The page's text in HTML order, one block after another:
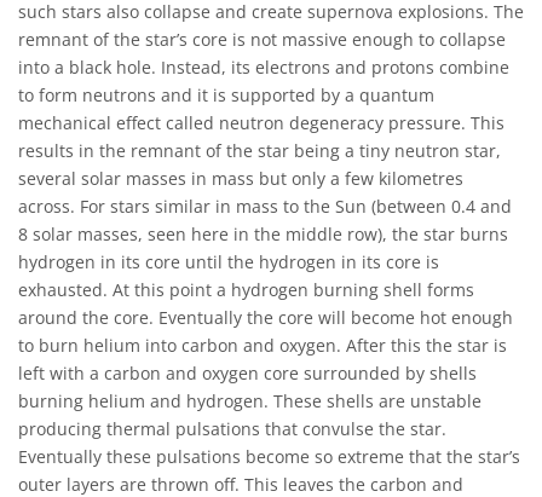
such stars also collapse and create supernova explosions. The
remnant of the star’s core is not massive enough to collapse
into a black hole. Instead, its electrons and protons combine
to form neutrons and it is supported by a quantum
mechanical effect called neutron degeneracy pressure. This
results in the remnant of the star being a tiny neutron star,
several solar masses in mass but only a few kilometres
across. For stars similar in mass to the Sun (between 0.4 and
8 solar masses, seen here in the middle row), the star burns
hydrogen in its core until the hydrogen in its core is
exhausted. At this point a hydrogen burning shell forms
around the core. Eventually the core will become hot enough
to burn helium into carbon and oxygen. After this the star is
left with a carbon and oxygen core surrounded by shells
burning helium and hydrogen. These shells are unstable
producing thermal pulsations that convulse the star.
Eventually these pulsations become so extreme that the star’s
outer layers are thrown off. This leaves the carbon and